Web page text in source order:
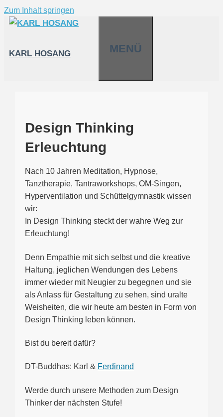
Zum Inhalt springen
KARL HOSANG MENÜ
Design Thinking
Erleuchtung
Nach 10 Jahren Meditation, Hypnose,
Tanztherapie, Tantraworkshops, OM-Singen,
Hyperventilation und Schüttelgymnastik wissen
wir:
In Design Thinking steckt der wahre Weg zur
Erleuchtung!
Denn Empathie mit sich selbst und die kreative
Haltung, jeglichen Wendungen des Lebens
immer wieder mit Neugier zu begegnen und sie
als Anlass für Gestaltung zu sehen, sind uralte
Weisheiten, die wir heute am besten in Form von
Design Thinking leben können.
Bist du bereit dafür?
DT-Buddhas: Karl & Ferdinand
Werde durch unsere Methoden zum Design
Thinker der nächsten Stufe!